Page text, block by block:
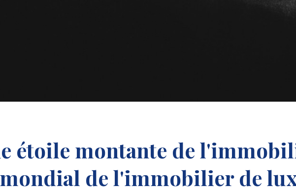
étoile montante de
de l'immobilier de